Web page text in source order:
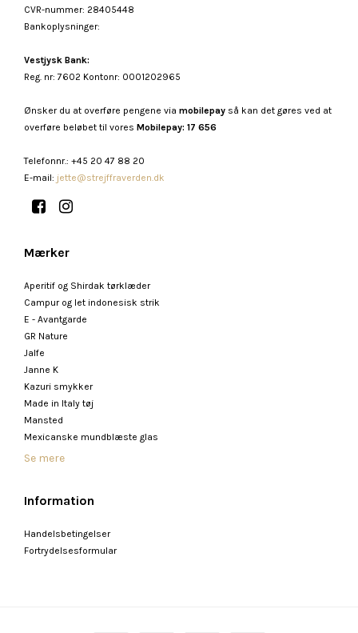
CVR-nummer: 28405448
Bankoplysninger:
Vestjysk Bank:
Reg. nr: 7602 Kontonr: 0001202965
Ønsker du at overføre pengene via mobilepay så kan det gøres ved at
overføre beløbet til vores Mobilepay: 17 656
Telefonnr.: +45 20 47 88 20
E-mail: jette@strejffraverden.dk
Mærker
Aperitif og Shirdak tørklæder
Campur og let indonesisk strik
E - Avantgarde
GR Nature
Jalfe
Janne K
Kazuri smykker
Made in Italy tøj
Mansted
Mexicanske mundblæste glas
Se mere
Information
Handelsbetingelser
Fortrydelsesformular